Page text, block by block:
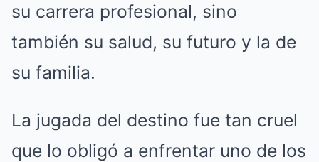
su carrera profesional, sino
también su salud, su futuro y la de
su familia.
La jugada del destino fue tan cruel
que lo obligó a enfrentar uno de los